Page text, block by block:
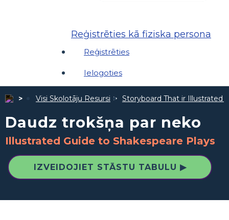
Reģistrēties kā fiziska persona
Reģistrēties
Ielogoties
Visi Skolotāju Resursi Storyboard That ir Illustrated
Daudz trokšņa par neko
Illustrated Guide to Shakespeare Plays
IZVEIDOJIET STĀSTU TABULU ▶